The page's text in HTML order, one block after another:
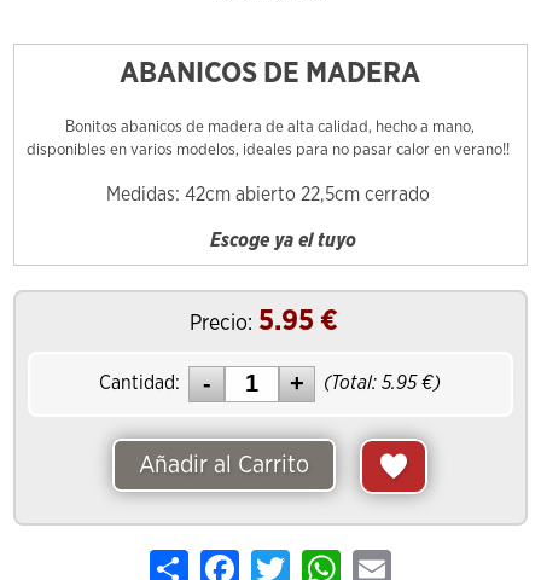
ABANICOS DE MADERA
Bonitos abanicos de madera de alta calidad, hecho a mano,
disponibles en varios modelos, ideales para no pasar calor en verano!!
Medidas: 42cm abierto 22,5cm cerrado
Escoge ya el tuyo
Precio: 5.95 €
Cantidad: (Total:5.95 €)
Añadir al Carrito
Share FacebookTwitterWhatsApp
Email